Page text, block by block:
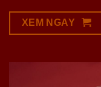
XEM NGAY